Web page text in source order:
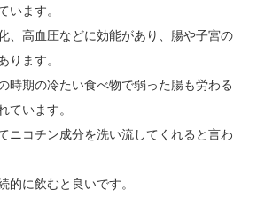
います。
、高血圧などに効能があり、腸や子宮の
ります。
時期の冷たい食べ物で弱った腸も労わる
ています。
ニコチン成分を洗い流してくれると言わ
に飲むと良いです。